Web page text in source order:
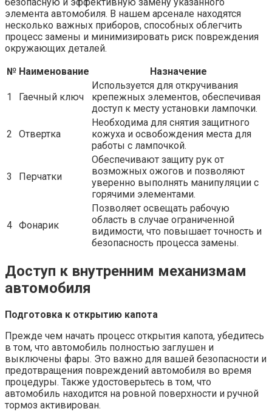
элемента автомобиля. В нашем арсенале находятся
несколько важных приборов, способных облегчить
процесс замены и минимизировать риск повреждения
окружающих деталей.
№ Наименование Назначение
1 Гаечный ключ
Используется для откручивания
крепежных элементов, обеспечивая
доступ к месту установки лампочки.
2 Отвертка
Необходима для снятия защитного
кожуха и освобождения места для
работы с лампочкой.
3 Перчатки
Обеспечивают защиту рук от
возможных ожогов и позволяют
уверенно выполнять манипуляции с
горячими элементами.
4 Фонарик
Позволяет освещать рабочую
область в случае ограниченной
видимости, что повышает точность и
безопасность процесса замены.
Доступ к внутренним механизмам
автомобиля
Подготовка к открытию капота
Прежде чем начать процесс открытия капота, убедитесь
в том, что автомобиль полностью заглушен и
выключены фары. Это важно для вашей безопасности и
предотвращения повреждений автомобиля во время
процедуры. Также удостоверьтесь в том, что
автомобиль находится на ровной поверхности и ручной
тормоз активирован.